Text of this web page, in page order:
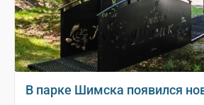
В парке Шимска появился